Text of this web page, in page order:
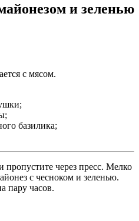
и зеленью
с мясом.
базилика;
через пресс. Мелко
с чесноком и зеленью.
пару часов.